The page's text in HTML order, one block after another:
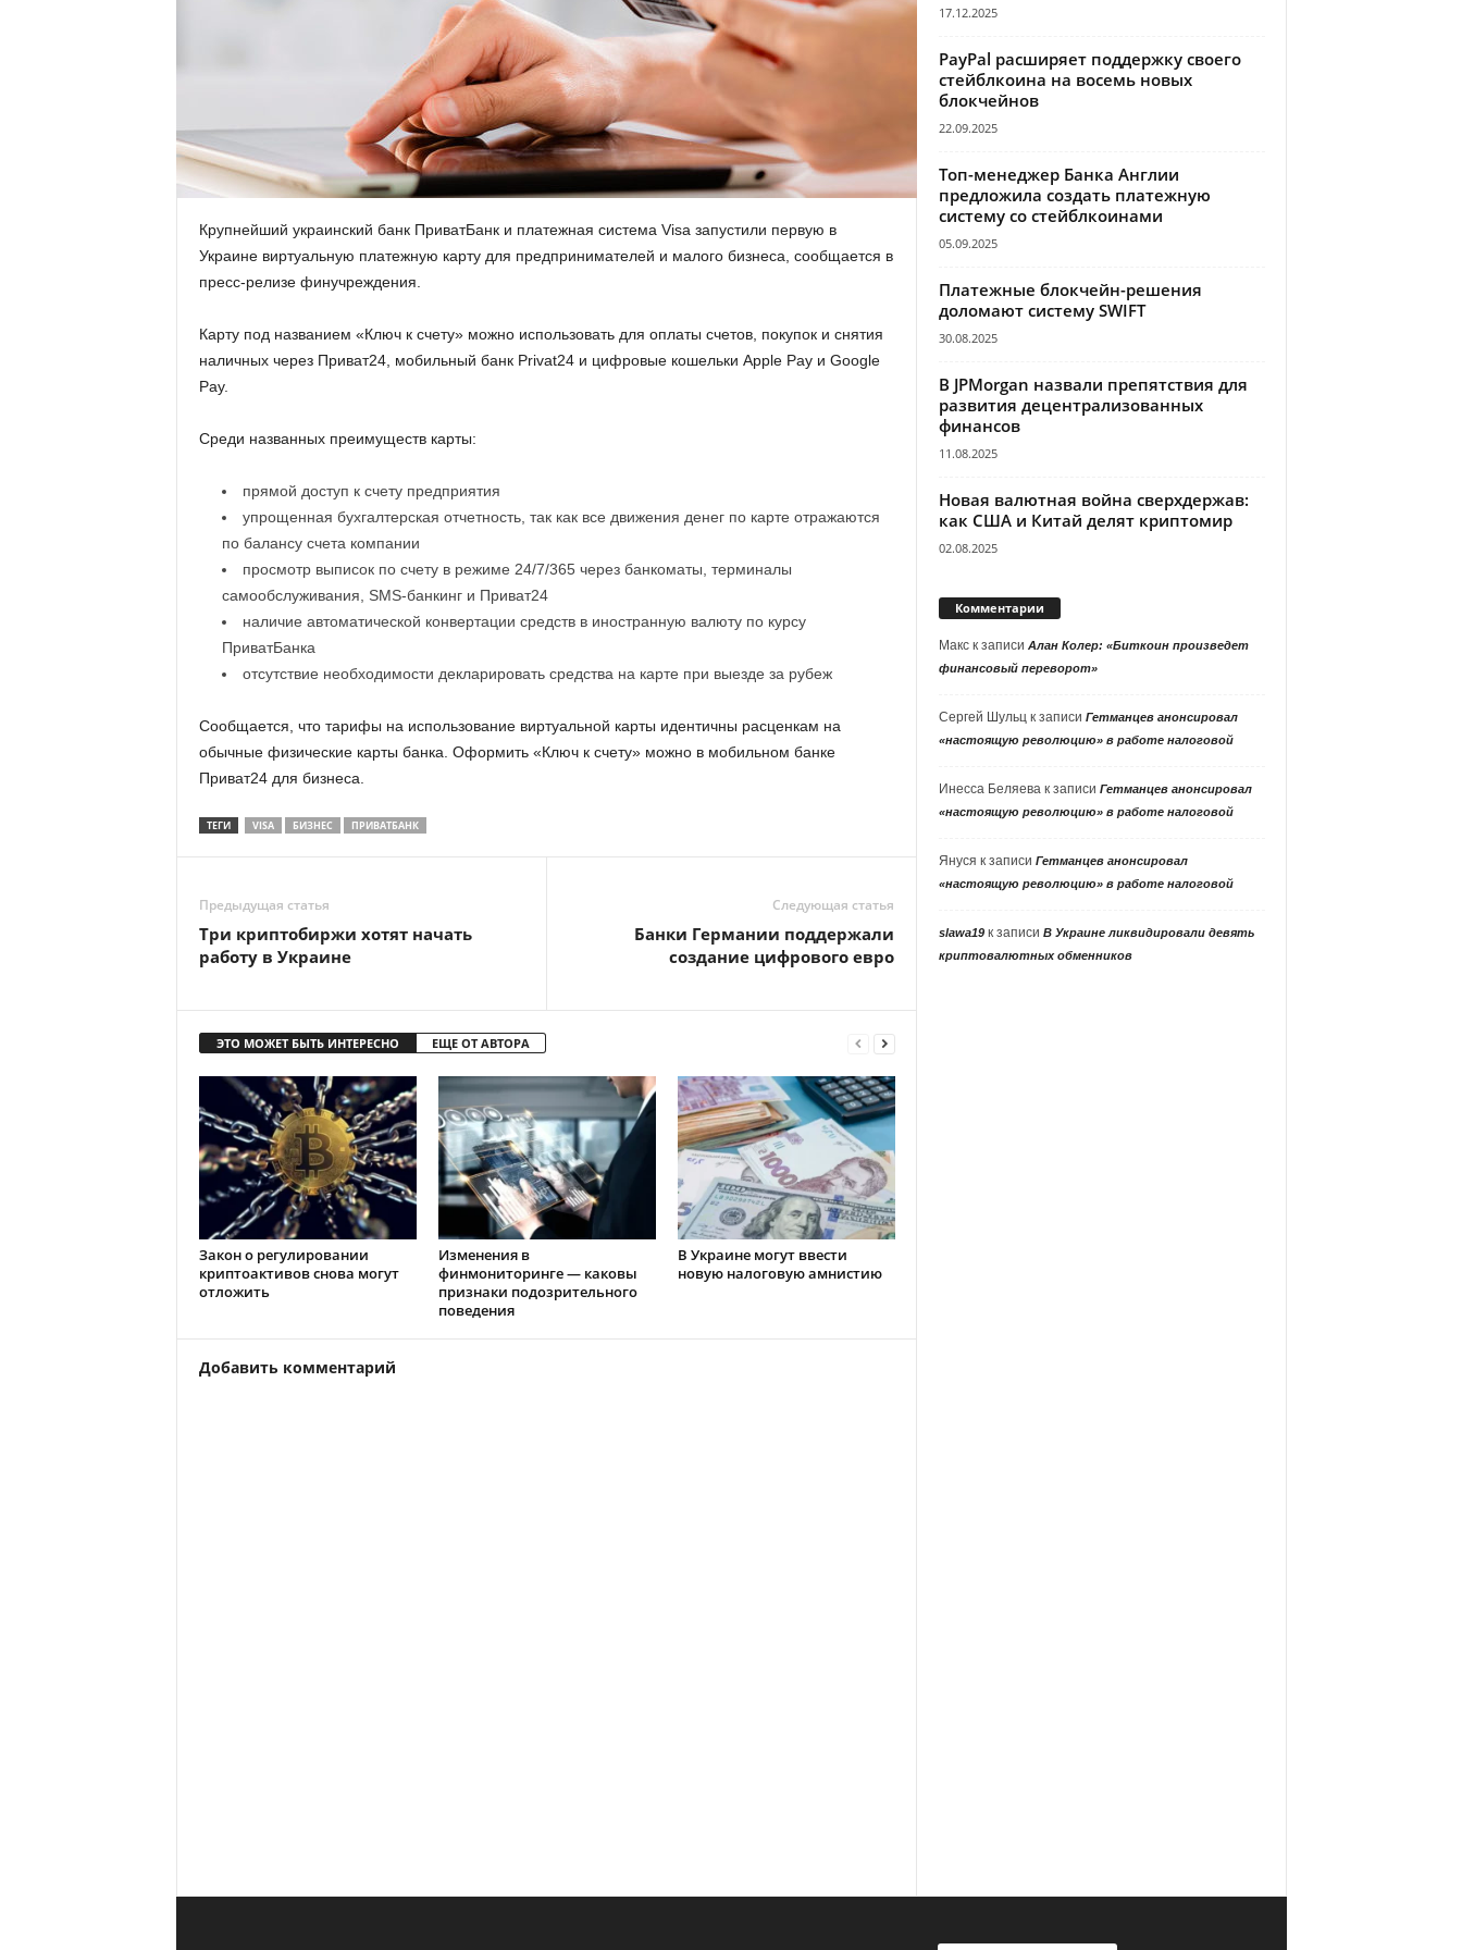
u
Крупнейший украинский банк ПриватБанк и платежная система Visa запустили первую в
Украине виртуальную платежную карту для предпринимателей и малого бизнеса, сообщается в
пресс-релизе финучреждения.
Карту под названием «Ключ к счету» можно использовать для оплаты счетов, покупок и снятия
наличных через Приват24, мобильный банк Privat24 и цифровые кошельки Apple Pay и Google
Pay.
Среди названных преимуществ карты:
прямой доступ к счету предприятия
упрощенная бухгалтерская отчетность, так как все движения денег по карте отражаются
по балансу счета компании
просмотр выписок по счету в режиме 24/7/365 через банкоматы, терминалы
самообслуживания, SMS-банкинг и Приват24
наличие автоматической конвертации средств в иностранную валюту по курсу
ПриватБанка
отсутствие необходимости декларировать средства на карте при выезде за рубеж
Сообщается, что тарифы на использование виртуальной карты идентичны расценкам на
обычные физические карты банка. Оформить «Ключ к счету» можно в мобильном банке
Приват24 для бизнеса.
ТЕГИ VISA БИЗНЕС ПРИВАТБАНК
Предыдущая статья
Три криптобиржи хотят начать
работу в Украине
Следующая статья
Банки Германии поддержали
создание цифрового евро
ЭТО МОЖЕТ БЫТЬ ИНТЕРЕСНО ЕЩЕ ОТ АВТОРА
Закон о регулировании
криптоактивов снова могут
отложить
Изменения в
финмониторинге — каковы
признаки подозрительного
поведения
В Украине могут ввести
новую налоговую амнистию
Добавить комментарий
17.12.2025
PayPal расширяет поддержку своего
стейблкоина на восемь новых
блокчейнов
22.09.2025
Топ-менеджер Банка Англии
предложила создать платежную
систему со стейблкоинами
05.09.2025
Платежные блокчейн-решения
доломают систему SWIFT
30.08.2025
В JPMorgan назвали препятствия для
развития децентрализованных
финансов
11.08.2025
Новая валютная война сверхдержав:
как США и Китай делят криптомир
02.08.2025
Комментарии
Макск записи Алан Колер: «Биткоин произведет
финансовый переворот»
Сергей Шульцк записи Гетманцев анонсировал
«настоящую революцию» в работе налоговой
Инесса Беляевак записи Гетманцев анонсировал
«настоящую революцию» в работе налоговой
Януся к записи Гетманцев анонсировал
«настоящую революцию» в работе налоговой
slawa19к записи В Украине ликвидировали девять
криптовалютных обменников